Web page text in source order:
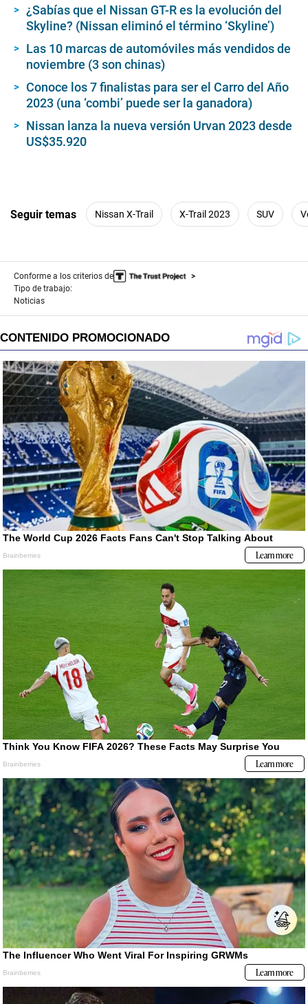
¿Sabías que el Nissan GT-R es la evolución del
Skyline? (Nissan eliminó el término ‘Skyline’)
Las 10 marcas de automóviles más vendidos de
noviembre (3 son chinas)
Conoce los 7 finalistas para ser el Carro del Año
2023 (una ‘combi’ puede ser la ganadora)
Nissan lanza la nueva versión Urvan 2023 desde
US$35.920
Seguir temas Nissan X-Trail X-Trail 2023 SUV
Conforme a los criterios de
Tipo de trabajo:
Noticias